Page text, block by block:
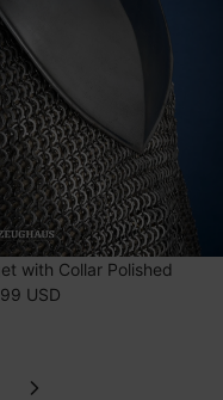
with Collar Polished
USD
sources
le contenu
précises
l’appareil pour